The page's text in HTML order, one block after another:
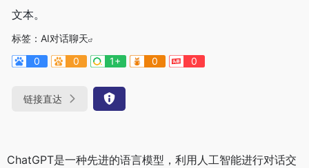
文本。
标签： AI对话聊天
0
0 1+ 0 0
链接直达
ChatGPT是一种先进的语言模型，利用人工智能进行对话交